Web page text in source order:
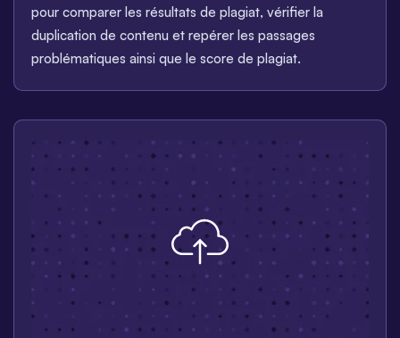
pour comparer les résultats de plagiat, vérifier la
duplication de contenu et repérer les passages
problématiques ainsi que le score de plagiat.